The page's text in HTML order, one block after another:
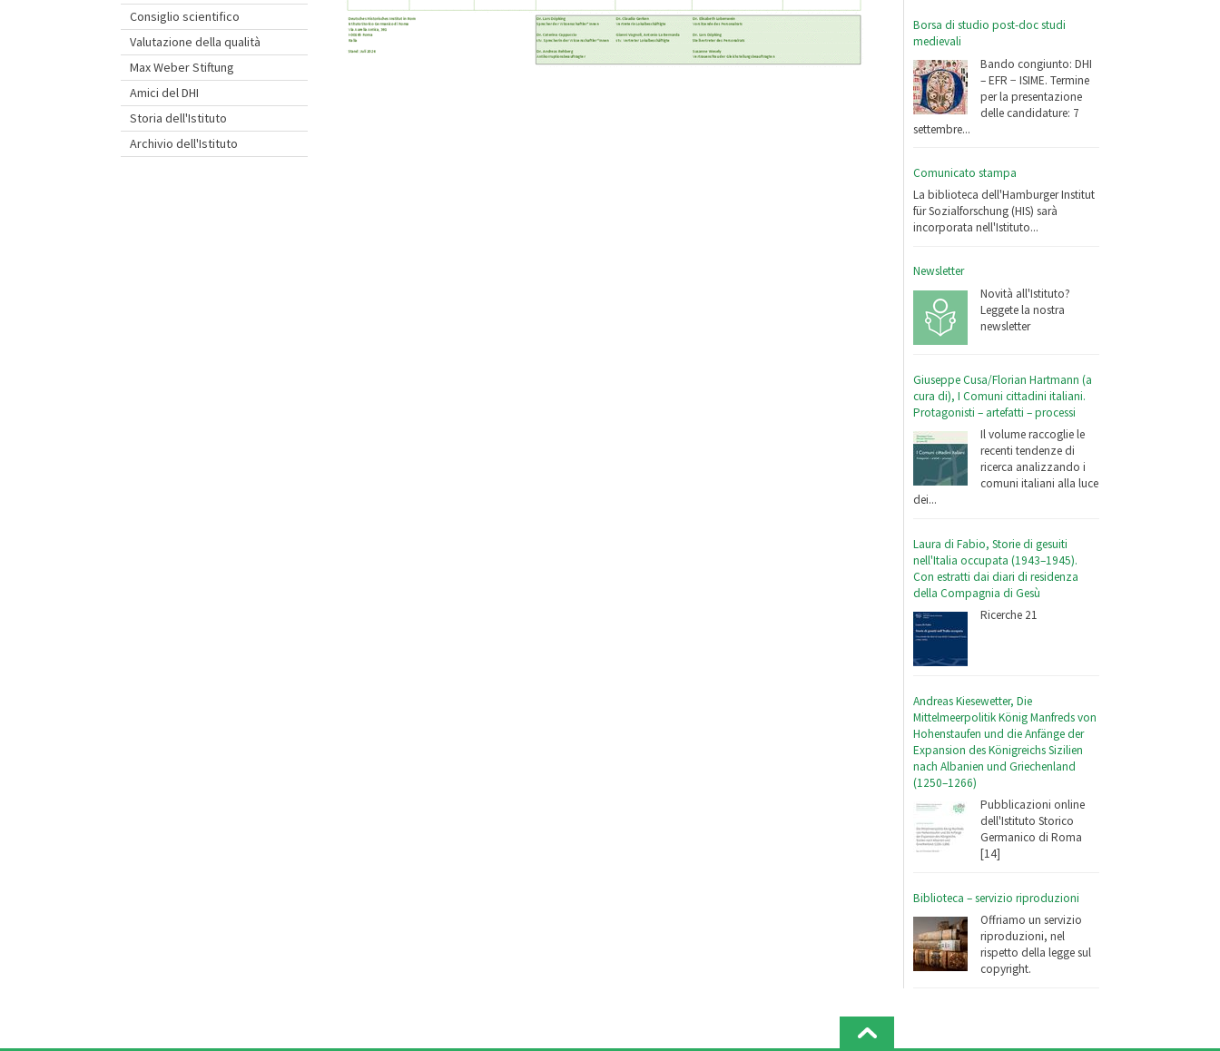
Consiglio scientifico
Valutazione della qualità
Max Weber Stiftung
Amici del DHI
Storia dell'Istituto
Archivio dell'Istituto
Borsa di studio post-doc studi
medievali
Bando congiunto: DHI
– EFR − ISIME. Termine
per la presentazione
delle candidature: 7
settembre...
Comunicato stampa
La biblioteca dell'Hamburger Institut
für Sozialforschung (HIS) sarà
incorporata nell'Istituto...
Newsletter
Novità all'Istituto?
Leggete la nostra
newsletter
Giuseppe Cusa/Florian Hartmann (a
cura di), I Comuni cittadini italiani.
Protagonisti – artefatti – processi
Il volume raccoglie le
recenti tendenze di
ricerca analizzando i
comuni italiani alla luce
dei...
Laura di Fabio, Storie di gesuiti
nell'Italia occupata (1943–1945).
Con estratti dai diari di residenza
della Compagnia di Gesù
Ricerche 21
Andreas Kiesewetter, Die
Mittelmeerpolitik König Manfreds von
Hohenstaufen und die Anfänge der
Expansion des Königreichs Sizilien
nach Albanien und Griechenland
(1250–1266)
Pubblicazioni online
dell'Istituto Storico
Germanico di Roma
[14]
Biblioteca – servizio riproduzioni
Offriamo un servizio
riproduzioni, nel
rispetto della legge sul
copyright.